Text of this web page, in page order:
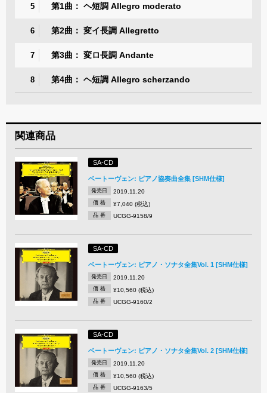
5 第1曲： ヘ短調 Allegro moderato
6 第2曲： 変イ長調 Allegretto
7 第3曲： 変ロ長調 Andante
8 第4曲： ヘ短調 Allegro scherzando
関連商品
SA-CD
ベートーヴェン: ピアノ協奏曲全集 [SHM仕様]
発売日 2019.11.20
価 格 ¥7,040 (税込)
品 番 UCGG-9158/9
SA-CD
ベートーヴェン: ピアノ・ソナタ全集Vol. 1 [SHM仕様]
発売日 2019.11.20
価 格 ¥10,560 (税込)
品 番 UCGG-9160/2
SA-CD
ベートーヴェン: ピアノ・ソナタ全集Vol. 2 [SHM仕様]
発売日 2019.11.20
価 格 ¥10,560 (税込)
品 番 UCGG-9163/5